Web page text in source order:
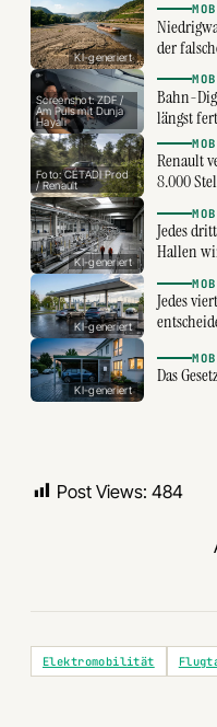
KI-generiert
der
Screenshot: ZDF /
Am Puls mit Dunja
Hayali
Bahn-
längst
Foto: CÉTADI Prod
/ Renault
Renault
8.000
KI-generiert
Jedes
Hallen
KI-generiert
Jedes
KI-generiert
Das
Post Views: 484
Elektromobilität